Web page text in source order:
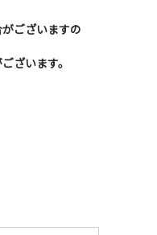
ございますの
ざいます。